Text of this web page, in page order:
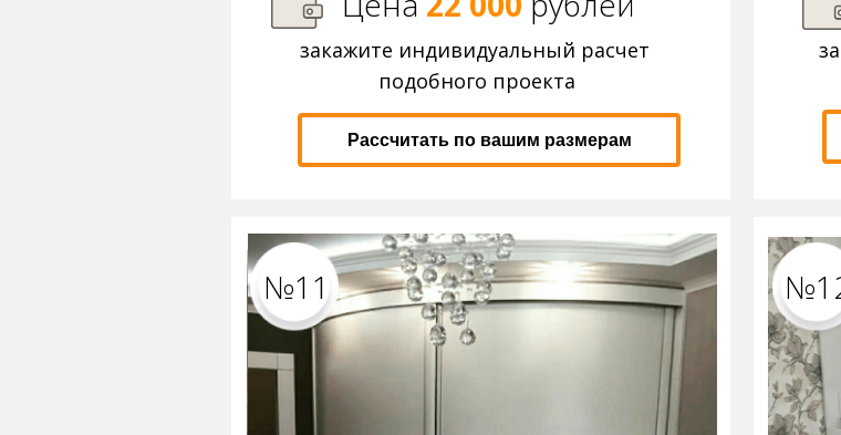
закажите индивидуальный расчет
подобного проекта
Рассчитать по вашим размерам
№11